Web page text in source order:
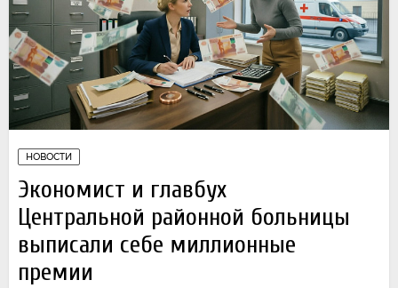
НОВОСТИ
Экономист и главбух
Центральной районной больницы
выписали себе миллионные
премии